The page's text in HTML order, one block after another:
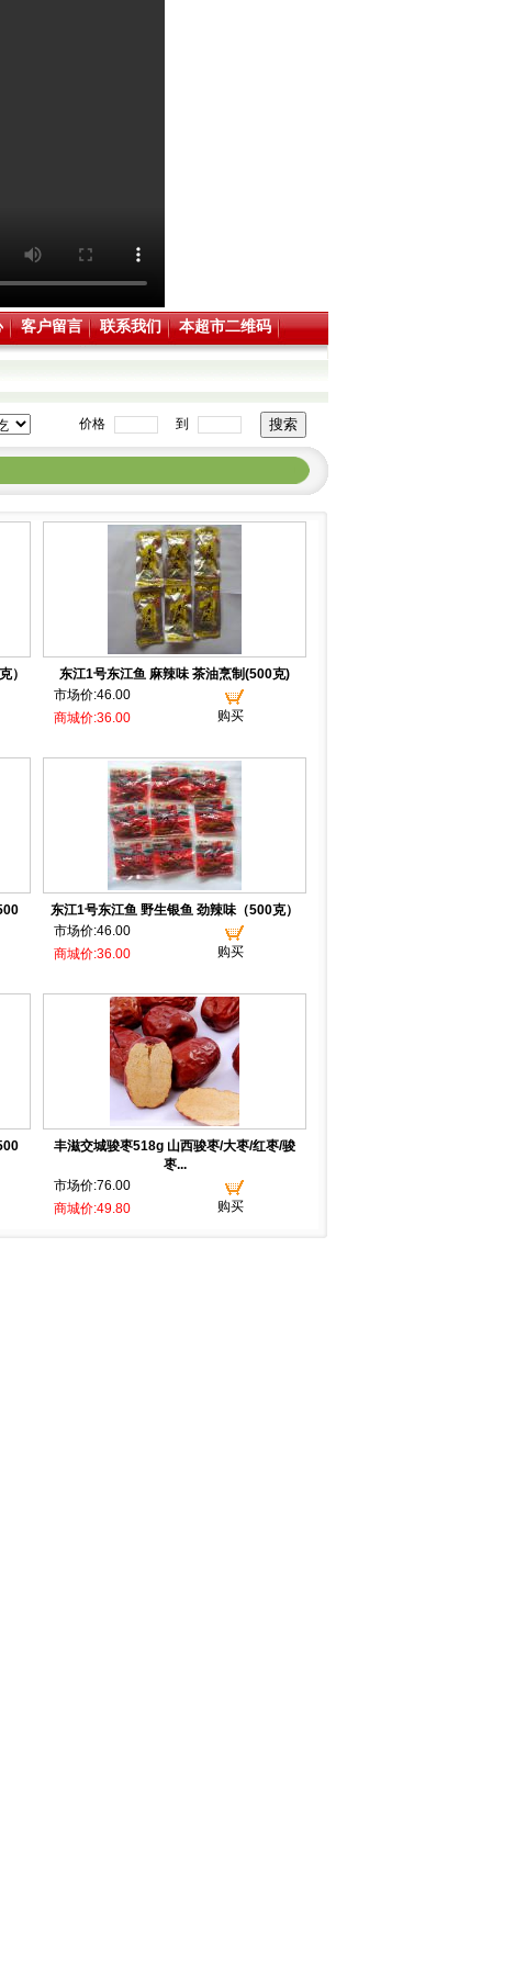
客户留言 联系我们 本超市二维码
价格 到
）
东江1号东江鱼 麻辣味 茶油烹制(500克)
市场价:46.00
购买
商城价:36.00
东江1号东江鱼 野生银鱼 劲辣味（500克）
市场价:46.00
购买
商城价:36.00
丰滋交城骏枣518g 山西骏枣/大枣/红枣/骏
枣...
市场价:76.00
购买
商城价:49.80